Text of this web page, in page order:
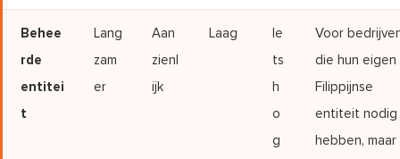
Behee
rde
entitei
t
Lang
zam
er
Aan
zienl
ijk
Laag
Ie
ts
h
o
g
Voor
die hun eigen
Filippijnse
entiteit nodig
hebben, maar